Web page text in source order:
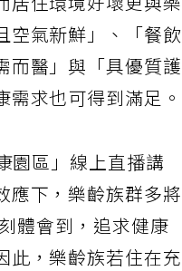
居住環境好壞更與樂
空氣新鮮」、「餐飲
而醫」與「具優質護
求也可得到滿足。
園區」線上直播講
下，樂齡族群多將
體會到，追求健康